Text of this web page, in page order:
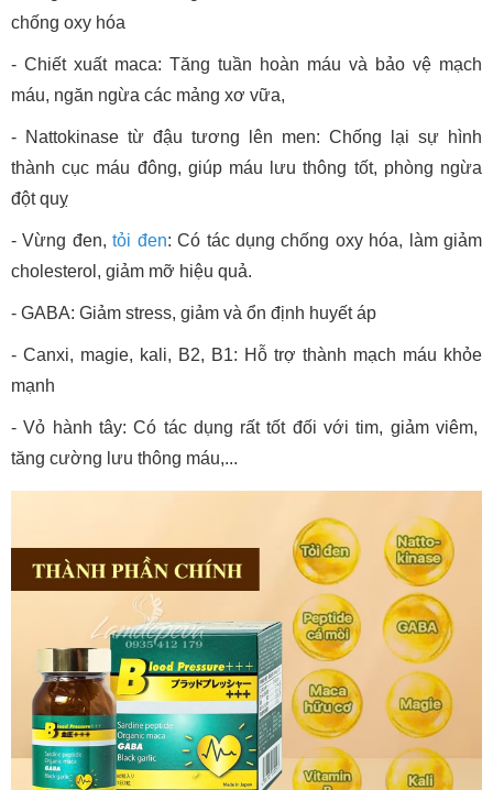
chống oxy hóa
- Chiết xuất maca: Tăng tuần hoàn máu và bảo vệ mạch
máu, ngăn ngừa các mảng xơ vữa,
- Nattokinase từ đậu tương lên men: Chống lại sự hình
thành cục máu đông, giúp máu lưu thông tốt, phòng ngừa
đột quỵ
- Vừng đen,tỏi đen: Có tác dụng chống oxy hóa, làm giảm
cholesterol, giảm mỡ hiệu quả.
- GABA: Giảm stress, giảm và ổn định huyết áp
- Canxi, magie, kali, B2, B1: Hỗ trợ thành mạch máu khỏe
mạnh
- Vỏ hành tây: Có tác dụng rất tốt đối với tim, giảm viêm,
tăng cường lưu thông máu,...